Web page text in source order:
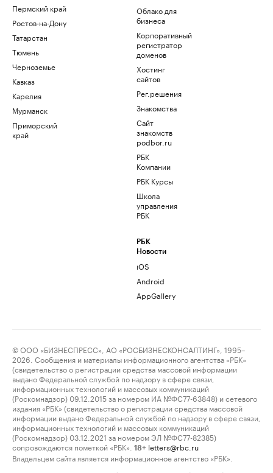
Пермский край
Ростов-на-Дону
Татарстан
Тюмень
Черноземье
Кавказ
Карелия
Мурманск
Приморский
край
Облако для
бизнеса
Корпоративный
регистратор
доменов
Хостинг
сайтов
Рег.решения
Знакомства
Сайт
знакомств
podbor.ru
РБК
Компании
РБК Курсы
Школа
управления
РБК
РБК
Новости
iOS
Android
AppGallery
© ООО «БИЗНЕСПРЕСС», АО «РОСБИЗНЕСКОНСАЛТИНГ», 1995–
2026. Сообщения и материалы информационного агентства «РБК»
(свидетельство о регистрации средства массовой информации
выдано Федеральной службой по надзору в сфере связи,
информационных технологий и массовых коммуникаций
(Роскомнадзор) 09.12.2015 за номером ИА №ФС77-63848) и сетевого
издания «РБК» (свидетельство о регистрации средства массовой
информации выдано Федеральной службой по надзору в сфере связи,
информационных технологий и массовых коммуникаций
(Роскомнадзор) 03.12.2021 за номером ЭЛ №ФС77-82385)
сопровождаются пометкой «РБК».
18+ letters@rbc.ru
Владельцем сайта является информационное агентство «РБК».